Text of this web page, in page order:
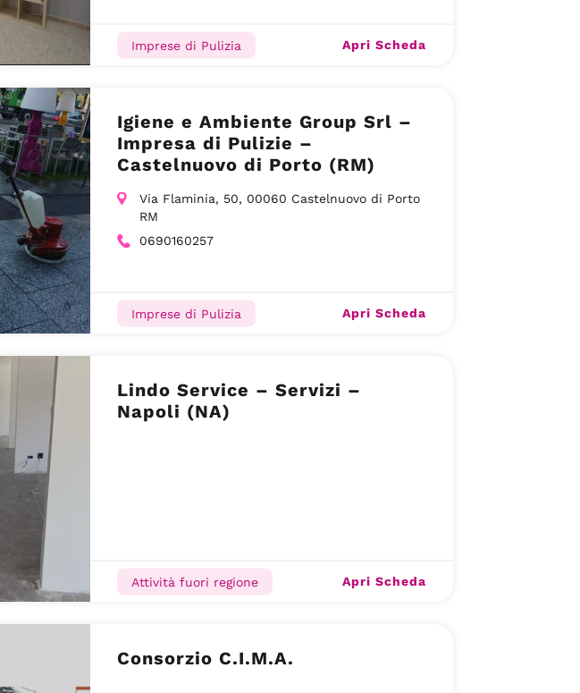
Imprese di Pulizia Apri Scheda
Igiene e Ambiente Group Srl –
Impresa di Pulizie –
Castelnuovo di Porto (RM)
Via Flaminia, 50, 00060 Castelnuovo di Porto
RM
0690160257
Imprese di Pulizia Apri Scheda
Lindo Service – Servizi –
Napoli (NA)
Attività fuori regione Apri Scheda
Consorzio C.I.M.A.